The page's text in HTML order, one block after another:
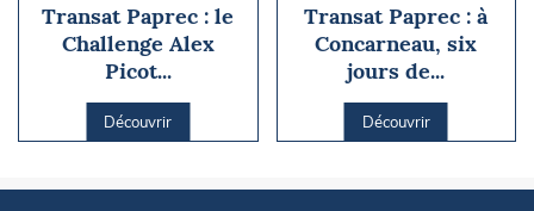
Transat Paprec : le
Challenge Alex
Picot...
Découvrir
Transat Paprec : à
Concarneau, six
jours de...
Découvrir